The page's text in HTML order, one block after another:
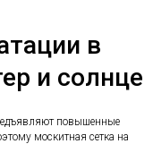
в
и солнце
повышенные
москитная сетка на